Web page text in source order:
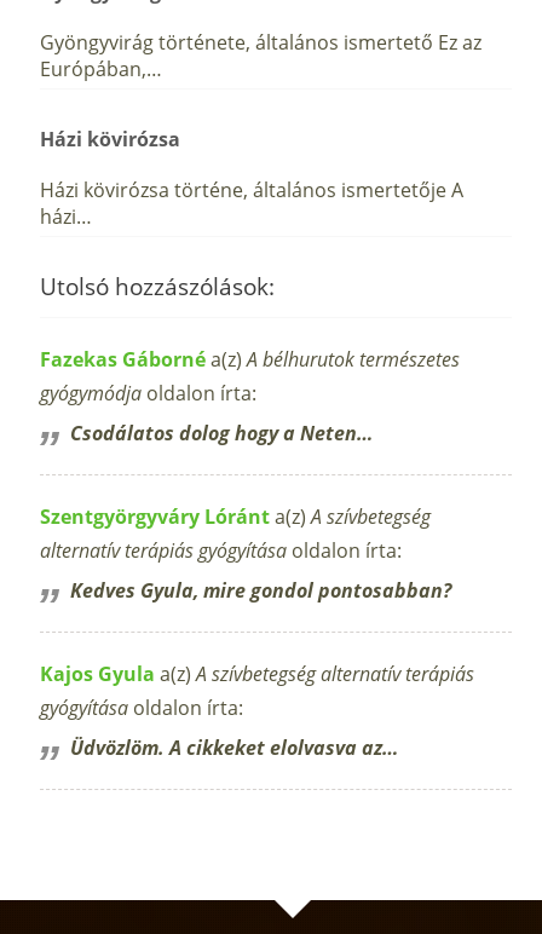
Gyöngyvirág története, általános ismertető Ez az
Európában,…
Házi kövirózsa
Házi kövirózsa történe, általános ismertetője A
házi…
Utolsó hozzászólások:
Fazekas Gábornéa(z)A bélhurutok természetes
gyógymódja oldalon írta:
Csodálatos dolog hogy a Neten…
Szentgyörgyváry Lóránta(z)A szívbetegség
alternatív terápiás gyógyítása oldalon írta:
Kedves Gyula, mire gondol pontosabban?
Kajos Gyula a(z)A szívbetegség alternatív terápiás
gyógyítása oldalon írta:
Üdvözlöm. A cikkeket elolvasva az…